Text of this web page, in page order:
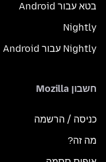
בטא עבור Android
Nightly
Nightly עבור Android
חשבון Mozilla
כניסה / הרשמה
מה זה?